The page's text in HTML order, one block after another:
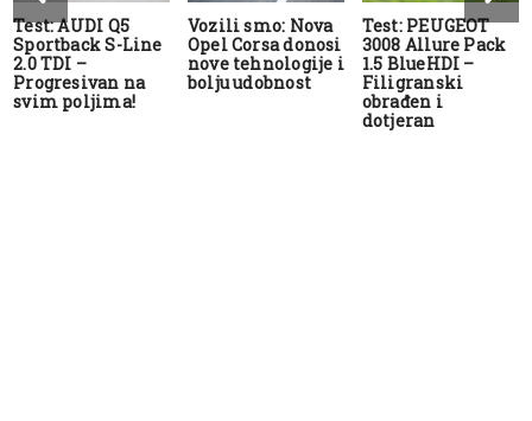
Test: AUDI Q5
Sportback S-Line
2.0 TDI –
Progresivan na
svim poljima!
Vozili smo: Nova
Opel Corsa donosi
nove tehnologije i
bolju udobnost
Test: PEUGEOT
3008 Allure Pack
1.5 BlueHDI –
Filigranski
obrađen i
dotjeran